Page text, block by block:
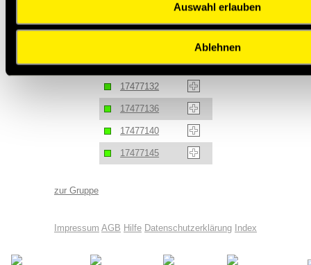
Auswahl erlauben
Ablehnen
17477130
17477132
17477136
17477140
17477145
zur Gruppe
Impressum AGB Hilfe Datenschutzerklärung Index